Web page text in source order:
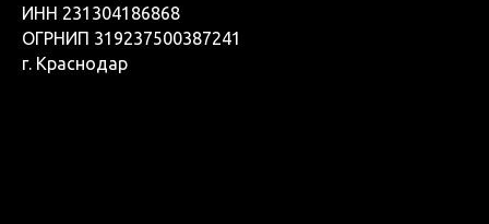
ИНН 231304186868
ОГРНИП 319237500387241
г. Краснодар